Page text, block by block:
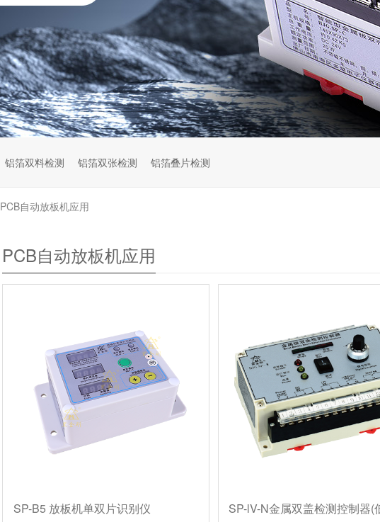
铝箔双料检测 铝箔双张检测 铝箔叠片检测
PCB自动放板机应用
PCB自动放板机应用
SP-B5 放板机单双片识别仪 SP-lV-N金属双盖检测控制器(